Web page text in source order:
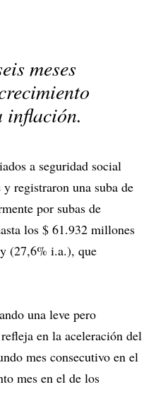
meses
inflación.
a seguridad social
registraron una suba de
por subas de
los $ 61.932 millones
y (27,6% i.a.), que
una leve pero
en la aceleración del
mes consecutivo en el
mes en el de los